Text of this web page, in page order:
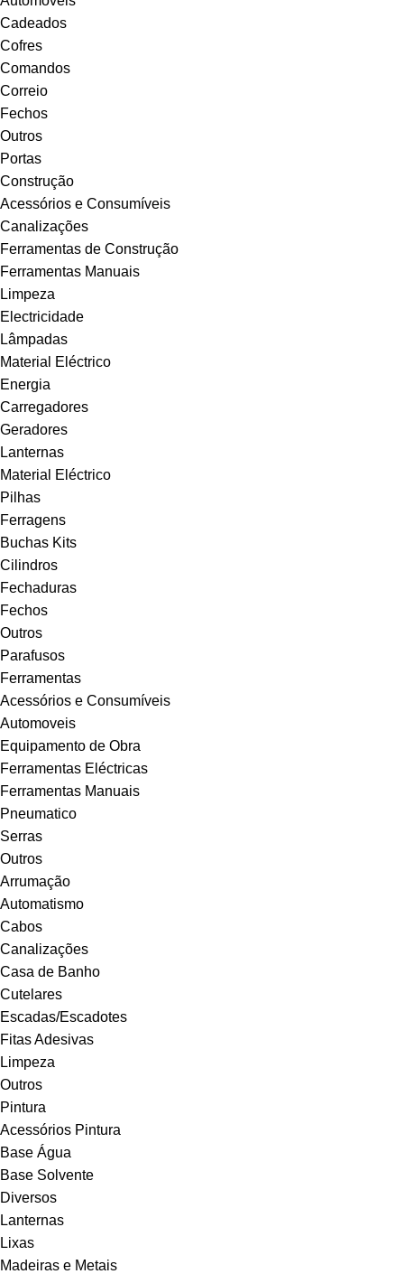
Cadeados
Cofres
Comandos
Correio
Fechos
Outros
Portas
Construção
Acessórios e Consumíveis
Canalizações
Ferramentas de Construção
Ferramentas Manuais
Limpeza
Electricidade
Lâmpadas
Material Eléctrico
Energia
Carregadores
Geradores
Lanternas
Material Eléctrico
Pilhas
Ferragens
Buchas Kits
Cilindros
Fechaduras
Fechos
Outros
Parafusos
Ferramentas
Acessórios e Consumíveis
Automoveis
Equipamento de Obra
Ferramentas Eléctricas
Ferramentas Manuais
Pneumatico
Serras
Outros
Arrumação
Automatismo
Cabos
Canalizações
Casa de Banho
Cutelares
Escadas/Escadotes
Fitas Adesivas
Limpeza
Outros
Pintura
Acessórios Pintura
Base Água
Base Solvente
Diversos
Lanternas
Lixas
Madeiras e Metais